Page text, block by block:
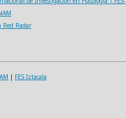
Red Radar
| FES Iztacala